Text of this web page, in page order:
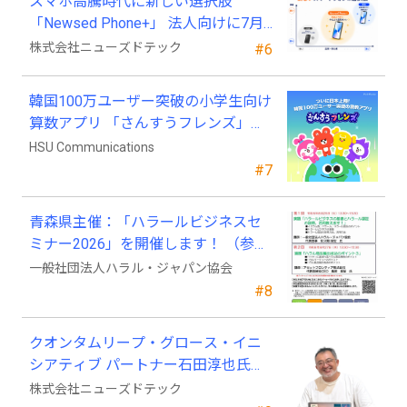
#6
「Newsed Phone+」 法人向けに7月
23日から販売開始
株式会社ニューズドテック
#7
韓国100万ユーザー突破の小学生向け
算数アプリ 「さんすうフレンズ」、
ついに日本上陸!
HSU Communications
#8
青森県主催：「ハラールビジネスセ
ミナー2026」を開催します！ （参加
費無料）
一般社団法人ハラル・ジャパン協会
クオンタムリープ・グロース・イニ
シアティブ パートナー石田淳也氏が
ニューズドテックの戦略顧問に就任
株式会社ニューズドテック